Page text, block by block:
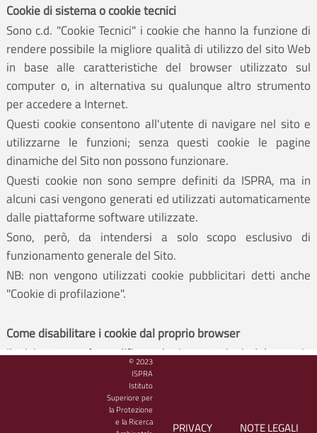
Cookie di sistema o cookie tecnici
Sono c.d. "Cookie Tecnici" i cookie che hanno la funzione di
rendere possibile la migliore qualità di utilizzo del sito Web
in base alle caratteristiche del browser utilizzato sul
computer o, in alternativa su qualunque altro strumento
per accedere a Internet.
Questi cookie consentono all'utente di navigare nel sito e
utilizzarne le funzioni; senza questi cookie le pagine
dinamiche del Sito non possono funzionare.
Questi cookie non sono sempre definiti da ISPRA, ma in
alcuni casi vengono generati ed utilizzati automaticamente
dalle piattaforme software utilizzate.
Sono, però, da intendersi a solo scopo esclusivo di
funzionamento generale del Sito.
NB: non vengono utilizzati cookie pubblicitari detti anche
"Cookie di profilazione".
Come disabilitare i cookie dal proprio browser
Il visitatore può modificare le impostazioni del proprio
browser in modo da inibire i cookie o per essere allertato
che dei cookie vengono inviati al suo dispositivo.
Il visitatore può fare riferimento al manuale d'istruzioni o
alla schermata di aiuto del suo browser per scoprire come
© 2023
ISPRA
Istituto
Superiore per
la Protezione
e la Ricerca
PRIVACY NOTE LEGALI